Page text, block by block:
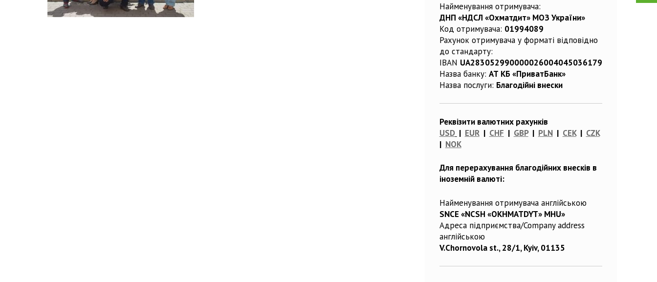
Найменування отримувача:
ДНП «НДСЛ «Охматдит» МОЗ України»
Код отримувача: 01994089
Рахунок отримувача у форматі відповідно
до стандарту:
IBAN UA283052990000026004045036179
Назва банку: АТ КБ «ПриватБанк»
Назва послуги: Благодійні внески
Реквізити валютних рахунків
USD | EUR| CHF | GBP| PLN| CEK| CZK
| NOK
Для перерахування благодійних внесків в
іноземній валюті:
Найменування отримувача англійською
SNCE «NCSH «OKHMATDYT» MHU»
Адреса підприємства/Company address
англійською
V.Chornovola st., 28/1, Kyiv, 01135